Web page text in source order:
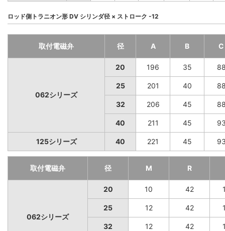
ロッド側トラニオン形 DV シリンダ径 × ストローク -12
取付電磁弁 径 A B C
062シリーズ
20 196 35
25 201 40
32 206 45
40 211 45
125シリーズ 40 221 45
取付電磁弁 径 M R
062シリーズ
20 10 42
25 12 42
32 12 42